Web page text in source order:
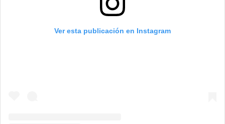
Ver esta publicación en Instagram